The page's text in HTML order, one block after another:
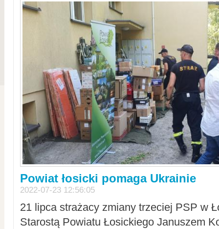
Powiat łosicki pomaga Ukrainie
2022-07-23 12:56:05
21 lipca strażacy zmiany trzeciej PSP w
Starostą Powiatu Łosickiego Januszem